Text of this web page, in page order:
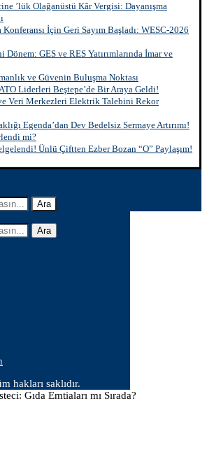
’lük Olağanüstü Kâr Vergisi: Dayanışma
İçin Geri Sayım Başladı: WESC-2026
GES ve RES Yatırımlarında İmar ve
ve Güvenin Buluşma Noktası
Liderleri Beştepe’de Bir Araya Geldi!
Veri Merkezleri Elektrik Talebini Rekor
Egenda’dan Dev Bedelsiz Sermaye Artırımı!
mi?
Ünlü Çiftten Ezber Bozan “O” Paylaşım!
Ara
Ara
hakları saklıdır.
Gıda Emtiaları mı Sırada?